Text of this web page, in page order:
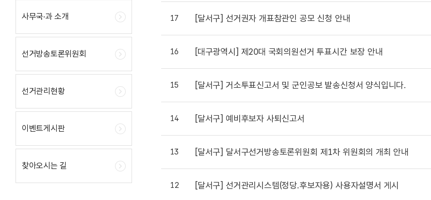
사무국·과 소개
선거방송토론위원회
선거관리현황
이벤트게시판
찾아오시는 길
17 [달서구] 선거권자 개표참관인 공모 신청 안내
16 [대구광역시] 제20대 국회의원선거 투표시간 보장 안내
15 [달서구] 거소투표신고서 및 군인공보 발송신청서 양식입니다.
14 [달서구] 예비후보자 사퇴신고서
13 [달서구] 달서구선거방송토론위원회 제1차 위원회의 개최 안내
12 [달서구] 선거관리시스템(정당.후보자용) 사용자설명서 게시